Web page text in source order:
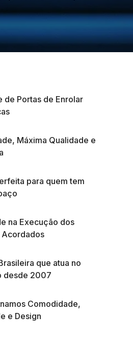
de Portas de Enrolar
Máxima Qualidade e
para quem tem
na Execução dos
Acordados
que atua no
desde 2007
Comodidade,
e Design